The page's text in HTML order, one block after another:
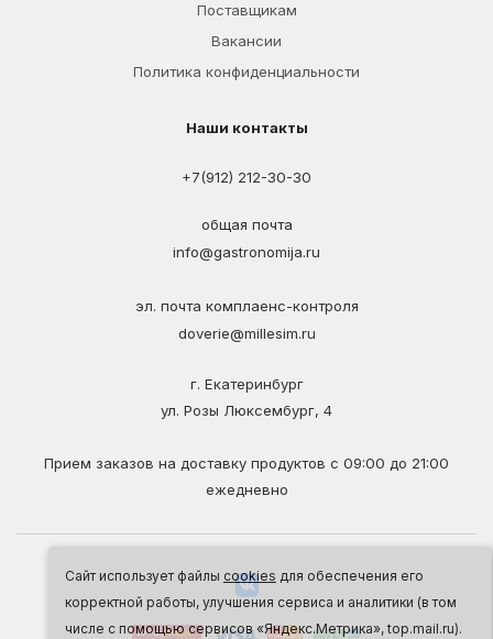
Сайт использует файлы cookies для обеспечения его
корректной работы, улучшения сервиса и аналитики (в том
числе с помощью сервисов «Яндекс.Метрика», top.mail.ru).
Поставщикам
Вакансии
Политика конфиденциальности
Наши контакты
+7(912) 212-30-30
общая почта
info@gastronomija.ru
эл. почта комплаенс-контроля
doverie@millesim.ru
г. Екатеринбург
ул. Розы Люксембург, 4
Прием заказов на доставку продуктов с 09:00 до 21:00
ежедневно